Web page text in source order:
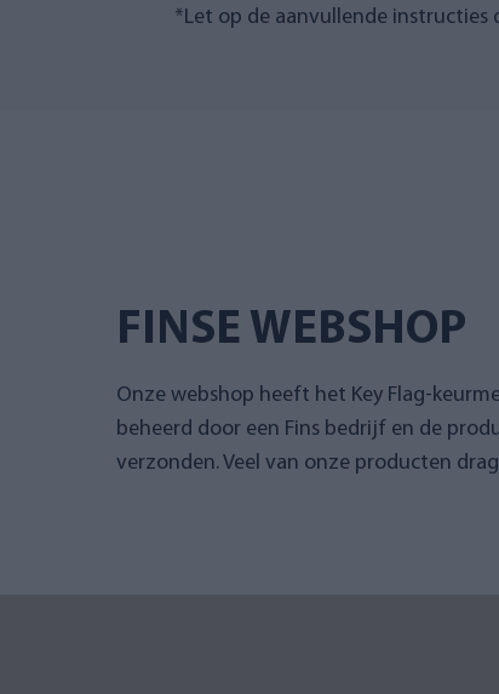
*Let op de aanvullende
FINSE WEBSHOP
Onze webshop heeft het Key Flag-
beheerd door een Fins bedrijf en de
verzonden. Veel van onze producten